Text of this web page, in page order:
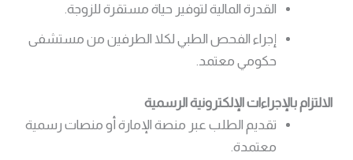
القدرة المالية لتوفير حياة مستقرة للزوجة.
إجراء الفحص الطبي لكلا الطرفين من مستشفى
حكومي معتمد.
الالتزام بالإجراءات الإلكترونية الرسمية
تقديم الطلب عبر منصة الإمارة أو منصات رسمية
معتمدة.